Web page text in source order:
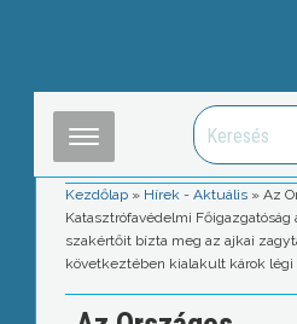
Kezdőlap » Hírek - Aktuális »Az
Katasztrófavédelmi Főigazgatóság
szakértőit bízta meg az ajkai
következtében kialakult károk